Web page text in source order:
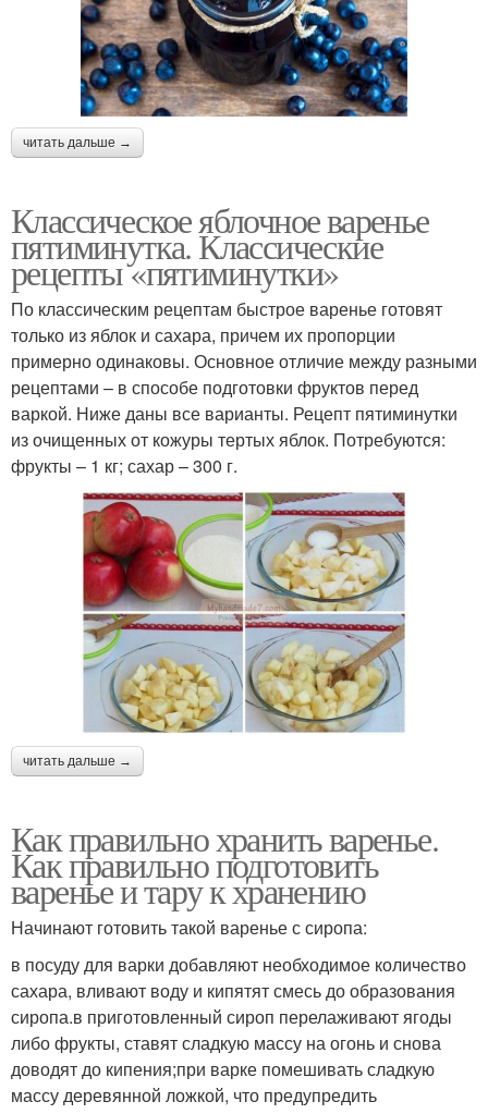
читать дальше →
Классическое яблочное варенье
пятиминутка. Классические
рецепты «пятиминутки»
По классическим рецептам быстрое варенье готовят
только из яблок и сахара, причем их пропорции
примерно одинаковы. Основное отличие между разными
рецептами – в способе подготовки фруктов перед
варкой. Ниже даны все варианты. Рецепт пятиминутки
из очищенных от кожуры тертых яблок. Потребуются:
фрукты – 1 кг; сахар – 300 г.
читать дальше →
Как правильно хранить варенье.
Как правильно подготовить
варенье и тару к хранению
Начинают готовить такой варенье с сиропа:
в посуду для варки добавляют необходимое количество
сахара, вливают воду и кипятят смесь до образования
сиропа.в приготовленный сироп перелаживают ягоды
либо фрукты, ставят сладкую массу на огонь и снова
доводят до кипения;при варке помешивать сладкую
массу деревянной ложкой, что предупредить